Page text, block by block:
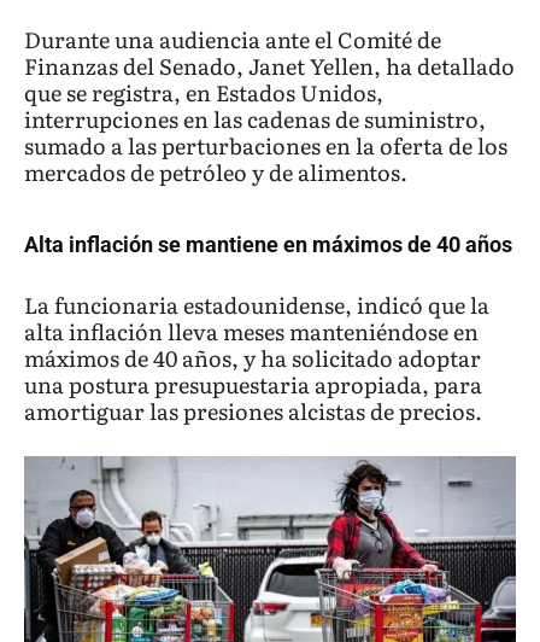
Durante una audiencia ante el Comité de
Finanzas del Senado, Janet Yellen, ha detallado
que se registra, en Estados Unidos,
interrupciones en las cadenas de suministro,
sumado a las perturbaciones en la oferta de los
mercados de petróleo y de alimentos.
Alta inflación se mantiene en máximos de 40 años
La funcionaria estadounidense, indicó que la
alta inflación lleva meses manteniéndose en
máximos de 40 años, y ha solicitado adoptar
una postura presupuestaria apropiada, para
amortiguar las presiones alcistas de precios.